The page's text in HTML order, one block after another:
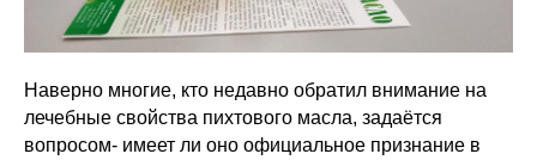
Наверно многие, кто недавно обратил внимание на
лечебные свойства пихтового масла, задаётся
вопросом- имеет ли оно официальное признание в